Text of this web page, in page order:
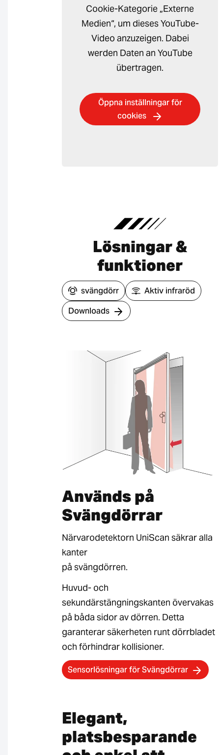
Cookie-Kategorie „Externe
Medien“, um dieses YouTube-
Video anzuzeigen. Dabei
werden Daten an YouTube
übertragen.
Öppna inställningar för
cookies
Lösningar &
funktioner
svängdörr
Aktiv infraröd
Downloads
Används på
Svängdörrar
Närvarodetektorn UniScan säkrar alla
kanter
på svängdörren.
Huvud- och
sekundärstängningskanten övervakas
på båda sidor av dörren. Detta
garanterar säkerheten runt dörrbladet
och förhindrar kollisioner.
Sensorlösningar för Svängdörrar
Elegant,
platsbesparande